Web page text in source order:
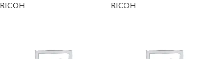
RICOH
RICOH